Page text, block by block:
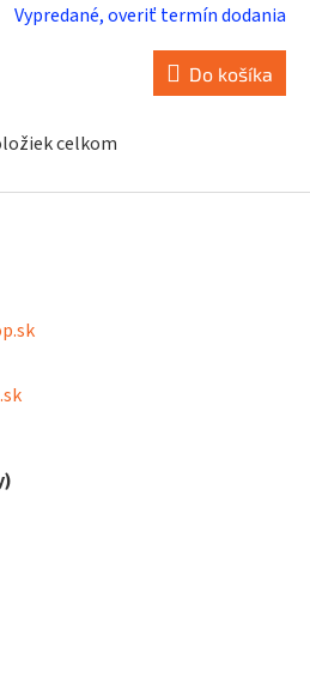
Vypredané, overiť termín dodania
Do košíka
O
l
celkom